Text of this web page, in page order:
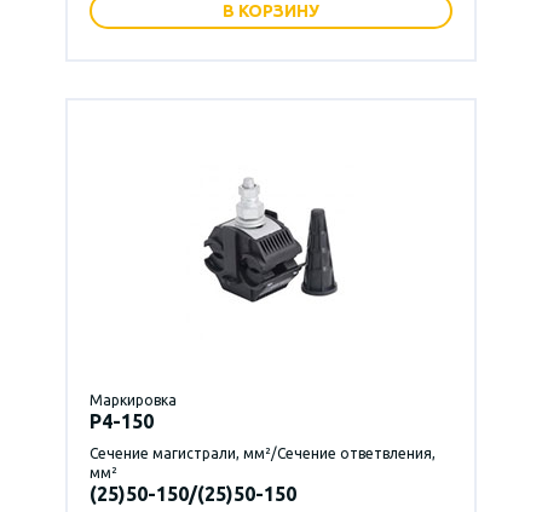
В КОРЗИНУ
Маркировка
P4-150
Сечение магистрали, мм²/Сечение ответвления,
мм²
(25)50-150/(25)50-150